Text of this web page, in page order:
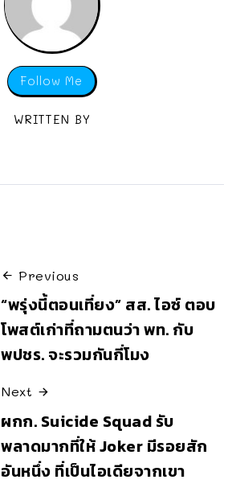
Follow Me
WRITTEN BY
Previous
“พรุ่งนี้ตอนเที่ยง” สส. ไอซ์ ตอบ
โพสต์เก่าที่ถามตนว่า พท. กับ
พปชร. จะรวมกันกี่โมง
Next
ผกก. Suicide Squad รับ
พลาดมากที่ให้ Joker มีรอยสัก
อันหนึ่ง ที่เป็นไอเดียจากเขา